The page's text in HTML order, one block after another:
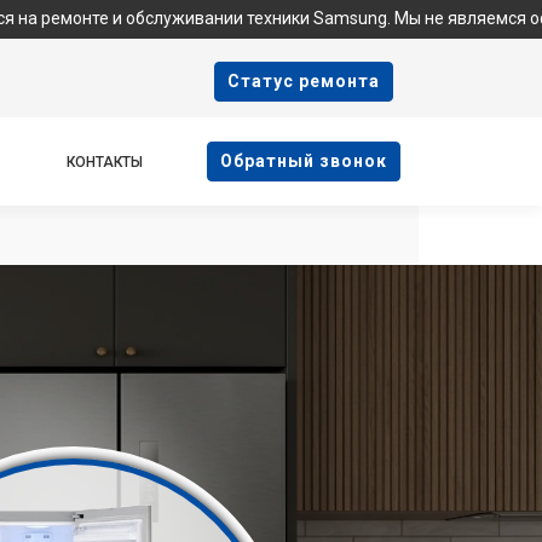
техники Samsung. Мы не являемся
Cтатус ремонта
КОНТАКТЫ Oбратный звонок